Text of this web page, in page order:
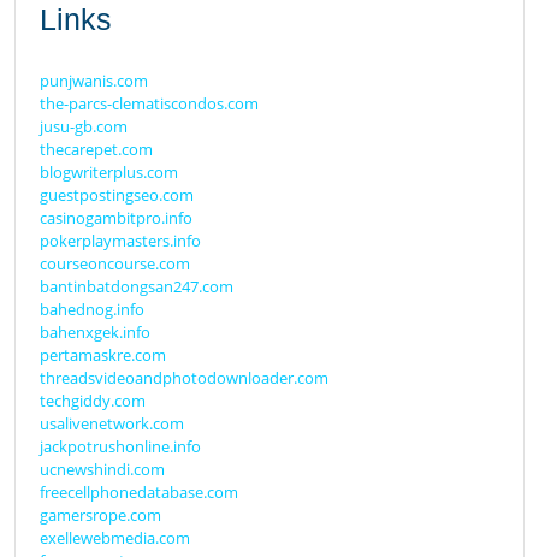
Links
punjwanis.com
the-parcs-clematiscondos.com
jusu-gb.com
thecarepet.com
blogwriterplus.com
guestpostingseo.com
casinogambitpro.info
pokerplaymasters.info
courseoncourse.com
bantinbatdongsan247.com
bahednog.info
bahenxgek.info
pertamaskre.com
threadsvideoandphotodownloader.com
techgiddy.com
usalivenetwork.com
jackpotrushonline.info
ucnewshindi.com
freecellphonedatabase.com
gamersrope.com
exellewebmedia.com